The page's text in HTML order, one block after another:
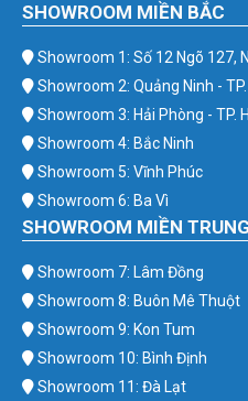
SHOWROOM MIỀN BẮC
Showroom 1: Số 12 Ngõ 127,
Showroom 2: Quảng Ninh -
Showroom 3: Hải Phòng - TP.
Showroom 4: Bắc Ninh
Showroom 5: Vĩnh Phúc
Showroom 6: Ba Vì
SHOWROOM MIỀN TRUNG
Showroom 7: Lâm Đồng
Showroom 8: Buôn Mê Thuột
Showroom 9: Kon Tum
Showroom 10: Bình Định
Showroom 11: Đà Lạt